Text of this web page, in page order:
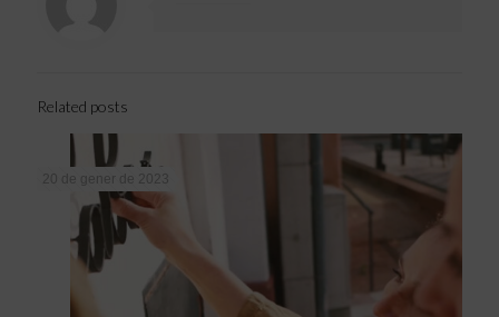
Related posts
20 de gener de 2023